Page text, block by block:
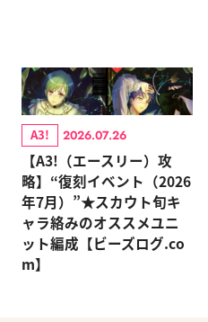
A3! 2026.07.26
【A3!（エースリー）攻
略】“復刻イベント（2026
年7月）”★スカウト旬キ
ャラ絡みのオススメユニ
ット編成【ビーズログ.co
m】